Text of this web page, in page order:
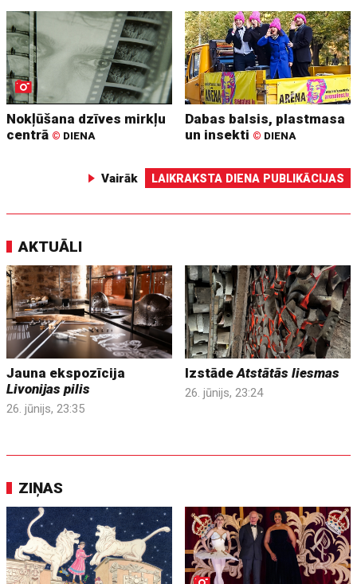
Nokļūšana dzīves mirkļu
centrā © DIENA
Dabas balsis, plastmasa
un insekti © DIENA
Vairāk LAIKRAKSTA DIENA PUBLIKĀCIJAS
AKTUĀLI
Jauna ekspozīcija
Livonijas pilis
26. jūnijs, 23:35
IzstādeAtstātās liesmas
26. jūnijs, 23:24
ZIŅAS